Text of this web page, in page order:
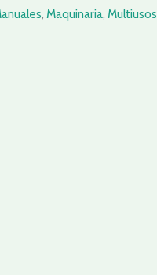
, Maquinaria, Multiusos